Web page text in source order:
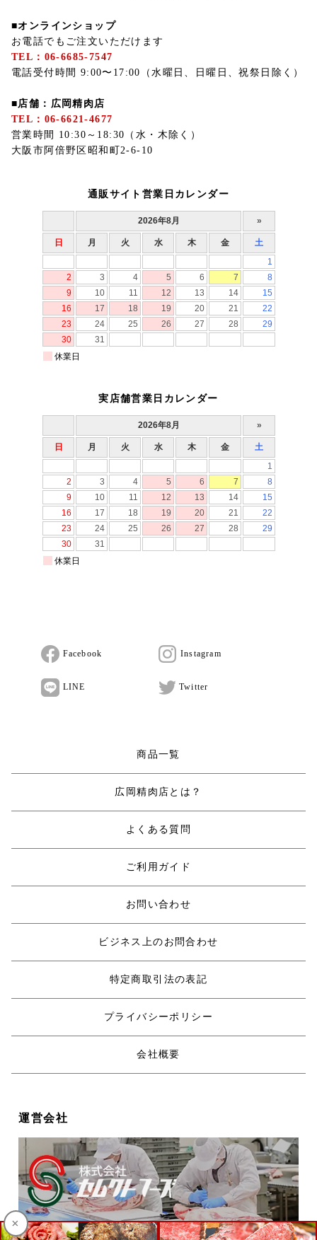
×
■オンラインショップ
お電話でもご注文いただけます
TEL：06-6685-7547
電話受付時間 9:00〜17:00（水曜日、日曜日、祝祭日除く）
■店舗：広岡精肉店
TEL：06-6621-4677
営業時間 10:30～18:30（水・木除く）
大阪市阿倍野区昭和町2-6-10
通販サイト営業日カレンダー
実店舗営業日カレンダー
Facebook Instagram
LINE Twitter
商品一覧
広岡精肉店とは？
よくある質問
ご利用ガイド
お問い合わせ
ビジネス上のお問合わせ
特定商取引法の表記
プライバシーポリシー
会社概要
運営会社